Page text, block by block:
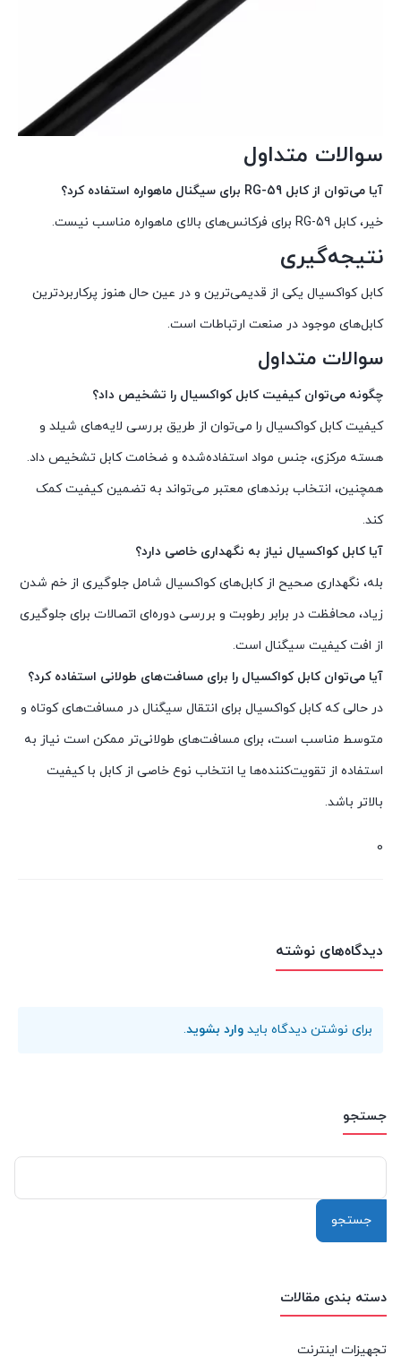
جستجو
برای:
دسته بندی مقالات
تجهیزات اینترنت
سوالات متداول
آیا می‌توان از کابل RG-59 برای سیگنال ماهواره استفاده کرد؟
خیر، کابل RG-59 برای فرکانس‌های بالای ماهواره مناسب نیست.
نتیجه‌گیری
کابل کواکسیال یکی از قدیمی‌ترین و در عین حال هنوز پرکاربردترین
کابل‌های موجود در صنعت ارتباطات است.
سوالات متداول
چگونه می‌توان کیفیت کابل کواکسیال را تشخیص داد؟
کیفیت کابل کواکسیال را می‌توان از طریق بررسی لایه‌های شیلد و
هسته مرکزی، جنس مواد استفاده‌شده و ضخامت کابل تشخیص داد.
همچنین، انتخاب برندهای معتبر می‌تواند به تضمین کیفیت کمک
کند.
آیا کابل کواکسیال نیاز به نگهداری خاصی دارد؟
بله، نگهداری صحیح از کابل‌های کواکسیال شامل جلوگیری از خم شدن
زیاد، محافظت در برابر رطوبت و بررسی دوره‌ای اتصالات برای جلوگیری
از افت کیفیت سیگنال است.
آیا می‌توان کابل کواکسیال را برای مسافت‌های طولانی استفاده کرد؟
در حالی که کابل کواکسیال برای انتقال سیگنال در مسافت‌های کوتاه و
متوسط مناسب است، برای مسافت‌های طولانی‌تر ممکن است نیاز به
استفاده از تقویت‌کننده‌ها یا انتخاب نوع خاصی از کابل با کیفیت
بالاتر باشد.
0
دیدگاه‌های نوشته
برای نوشتن دیدگاه باید وارد بشوید.